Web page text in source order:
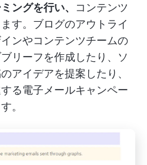
ングを行い、 コンテンツ
す。ブログのアウトライ
ンやコンテンツチームの
リーフを作成したり、ソ
アイデアを提案したり、
る電子メールキャンペー
。